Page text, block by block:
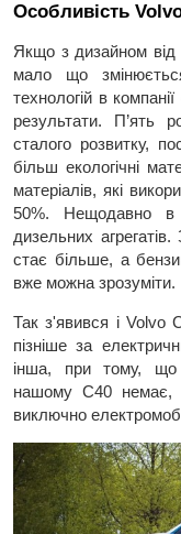
Особливість
Якщо з дизайном
мало що
технологій в
результати. П’ять
сталого розвитку,
більш екологічні
матеріалів, які
50%. Нещодавно в
дизельних
стає більше, а
вже можна зрозуміти.
Так з'явився і Volvo
пізніше за
інша, при тому, що
нашому C40 немає,
виключно